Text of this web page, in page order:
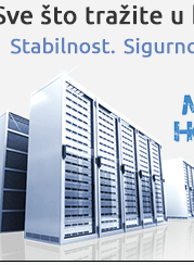
10:09: Novi bilans
pokušaji...
10:08:
10:06:Kineski špijunski
NA...
10:06:Ukrajinci se
nepoznatim voj...
10:05:Vodostaj Dunava